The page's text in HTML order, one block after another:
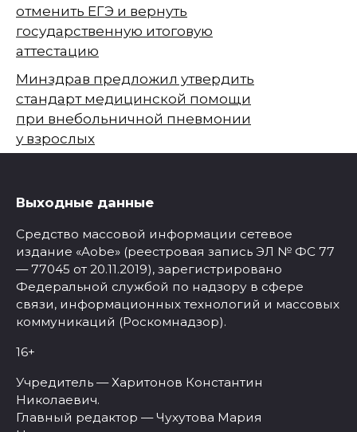
отменить ЕГЭ и вернуть
государственную итоговую
аттестацию
Минздрав предложил утвердить
стандарт медицинской помощи
при внебольничной пневмонии
у взрослых
Выходные данные
Средство массовой информации сетевое
издание «Aobe» (реестровая запись ЭЛ № ФС 77
— 77045 от 20.11.2019), зарегистрировано
Федеральной службой по надзору в сфере
связи, информационных технологий и массовых
коммуникаций (Роскомнадзор).
16+
Учредитель — Харитонов Константин
Николаевич.
Главный редактор — Чухутова Мария